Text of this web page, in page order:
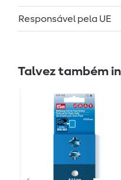
Responsável pela UE
Talvez também